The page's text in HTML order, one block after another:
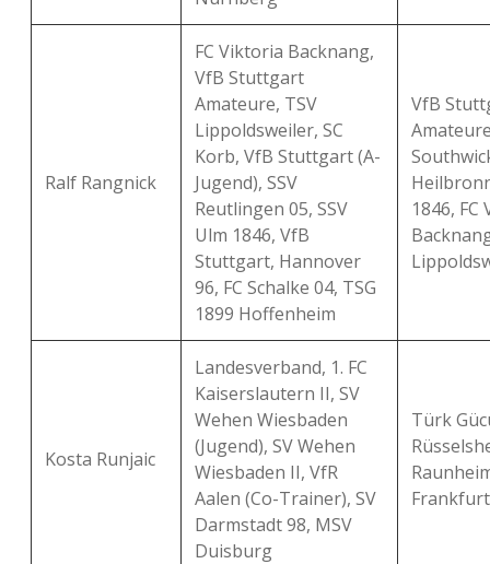
Ralf Rangnick
FC Viktoria Backnang,
VfB Stuttgart
Amateure, TSV
Lippoldsweiler, SC
Korb, VfB Stuttgart (A-
Jugend), SSV
Reutlingen 05, SSV
Ulm 1846, VfB
Stuttgart, Hannover
96, FC Schalke 04, TSG
1899 Hoffenheim
VfB
1846,
Kosta Runjaic
Landesverband, 1. FC
Kaiserslautern II, SV
Wehen Wiesbaden
(Jugend), SV Wehen
Wiesbaden II, VfR
Aalen (Co-Trainer), SV
Darmstadt 98, MSV
Duisburg
Türk
Frankfurt